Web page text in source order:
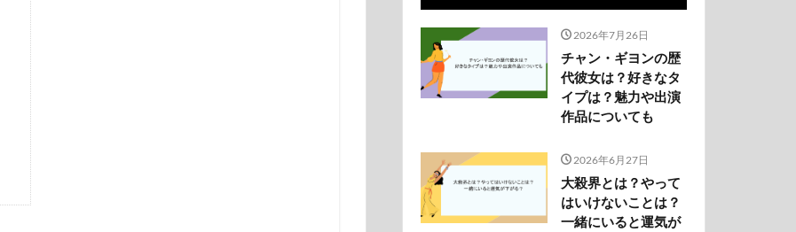
2026年7月26日
チャン・ギヨンの歴
代彼女は？好きなタ
イプは？魅力や出演
作品についても
2026年6月27日
大殺界とは？やって
はいけないことは？
一緒にいると運気が